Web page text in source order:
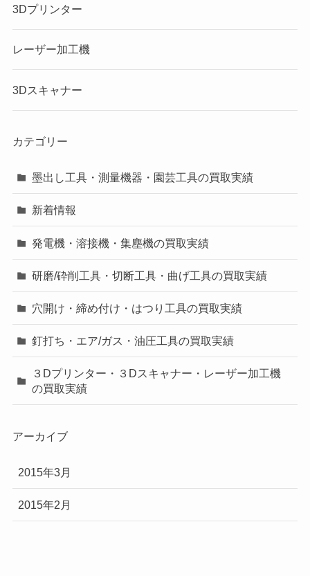
3Dプリンター
レーザー加工機
3Dスキャナー
カテゴリー
墨出し工具・測量機器・園芸工具の買取実績
新着情報
発電機・溶接機・集塵機の買取実績
研磨/砕削工具・切断工具・曲げ工具の買取実績
穴開け・締め付け・はつり工具の買取実績
釘打ち・エア/ガス・油圧工具の買取実績
３Dプリンター・３Dスキャナー・レーザー加工機
の買取実績
アーカイブ
2015年3月
2015年2月